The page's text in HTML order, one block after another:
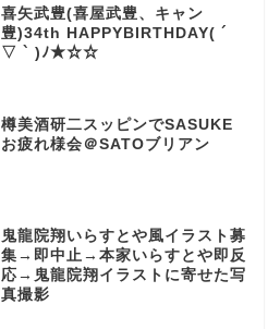
喜矢武豊(喜屋武豊、キャン
豊)34th HAPPYBIRTHDAY( ´
▽ ` )ﾉ★☆☆
樽美酒研二スッピンでSASUKE
お疲れ様会＠SATOブリアン
鬼龍院翔いらすとや風イラスト募
集→即中止→本家いらすとや即反
応→鬼龍院翔イラストに寄せた写
真撮影